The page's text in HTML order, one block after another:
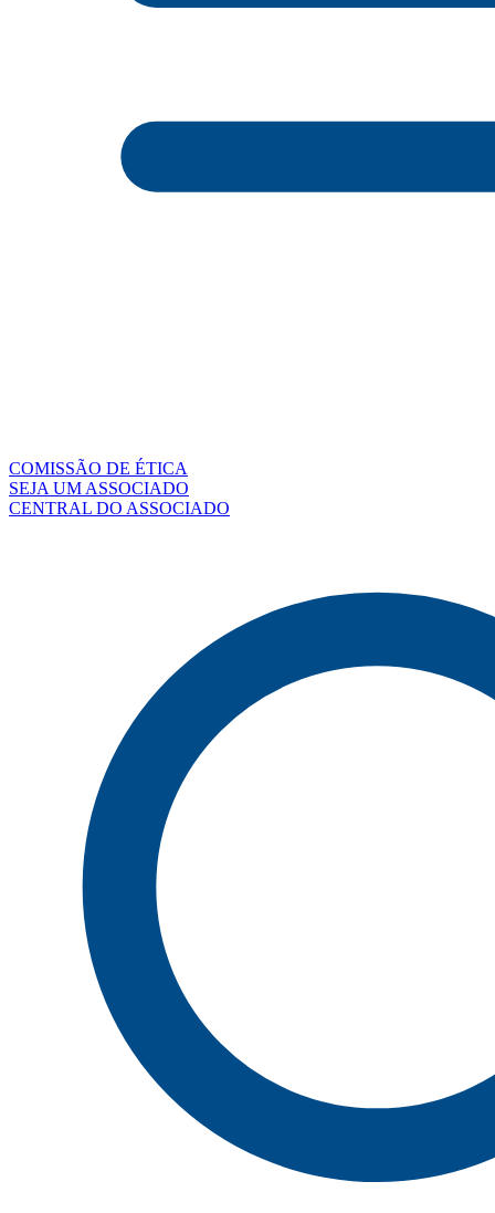
COMISSÃO DE ÉTICA
SEJA UM ASSOCIADO
CENTRAL DO ASSOCIADO